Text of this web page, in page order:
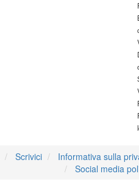
Scrivici
Informativa sulla
Social media